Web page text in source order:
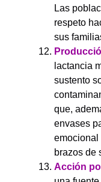
Las
respeto
sus
lactancia
sustento
que,
envases
emocional
brazos de
Acción